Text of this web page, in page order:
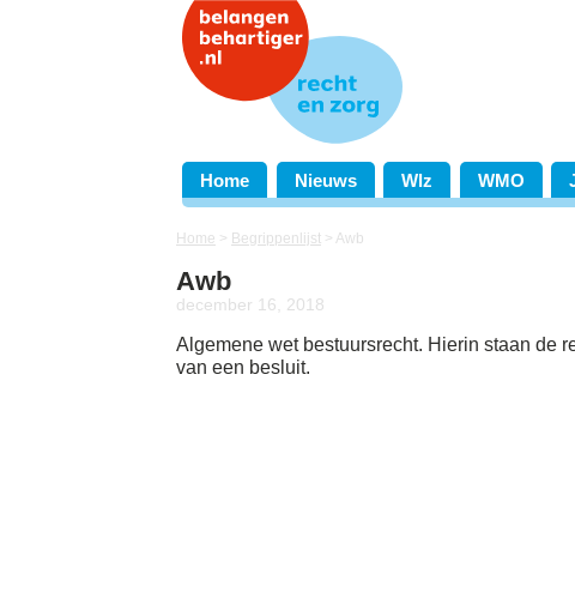
Home Nieuws Wlz WMO
Home > Begrippenlijst > Awb
Awb
december 16, 2018
Algemene wet bestuursrecht. Hierin staan de
van een besluit.